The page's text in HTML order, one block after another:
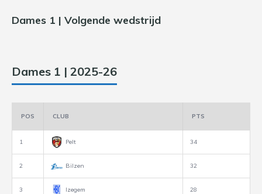
Dames 1 | Volgende wedstrijd
Dames 1 | 2025-26
POS CLUB PTS
1 Pelt 34
2 Bilzen 32
3 Izegem 28